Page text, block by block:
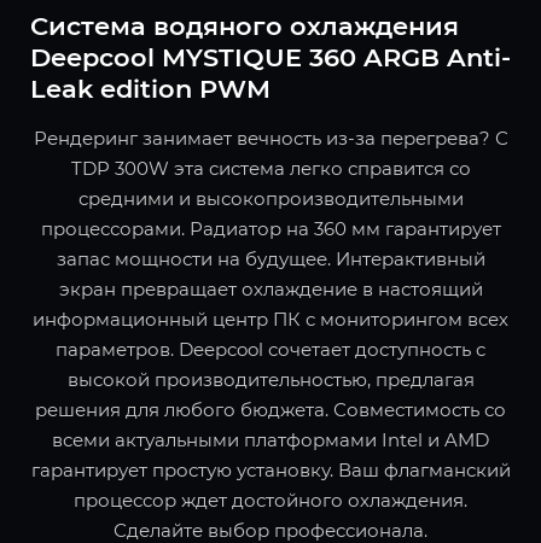
Система водяного охлаждения
Deepcool MYSTIQUE 360 ARGB Anti-
Leak edition PWM
Рендеринг занимает вечность из-за перегрева? С
TDP 300W эта система легко справится со
средними и высокопроизводительными
процессорами. Радиатор на 360 мм гарантирует
запас мощности на будущее. Интерактивный
экран превращает охлаждение в настоящий
информационный центр ПК с мониторингом всех
параметров. Deepcool сочетает доступность с
высокой производительностью, предлагая
решения для любого бюджета. Совместимость со
всеми актуальными платформами Intel и AMD
гарантирует простую установку. Ваш флагманский
процессор ждет достойного охлаждения.
Сделайте выбор профессионала.